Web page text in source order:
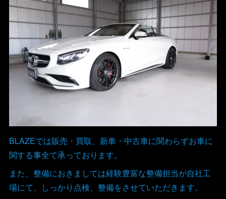
BLAZEでは販売・買取、新車・中古車に関わらずお車に
関する事全て承っております。
また、整備におきましては経験豊富な整備担当が自社工
場にて、しっかり点検、整備をさせていただきます。